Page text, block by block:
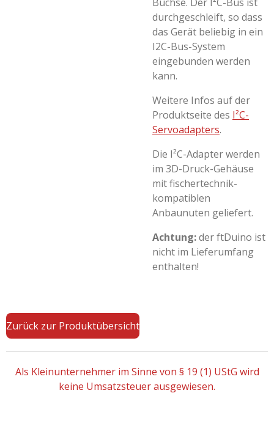
durchgeschleift, so dass
das Gerät beliebig in ein
I2C-Bus-System
eingebunden werden
kann.
Weitere Infos auf der
Produktseite des I²C-
Servoadapters.
Die I²C-Adapter werden
im 3D-Druck-Gehäuse
mit fischertechnik-
kompatiblen
Anbaunuten geliefert.
Achtung:der ftDuino ist
nicht im Lieferumfang
enthalten!
Zurück zur Produktübersicht
Als Kleinunternehmer im Sinne von § 19 (1) UStG wird
keine Umsatzsteuer ausgewiesen.